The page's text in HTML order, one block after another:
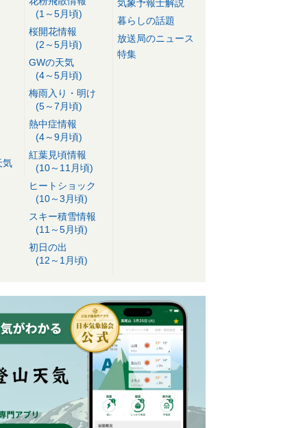
気
(1～5月頃)
桜開花情報
(2～5月頃)
GWの天気
(4～5月頃)
梅雨入り・明け
(5～7月頃)
熱中症情報
(4～9月頃)
紅葉見頃情報
(10～11月頃)
ヒートショック
(10～3月頃)
スキー積雪情報
(11～5月頃)
初日の出
(12～1月頃)
気象予報士解説
暮らしの話題
放送局のニュース
特集